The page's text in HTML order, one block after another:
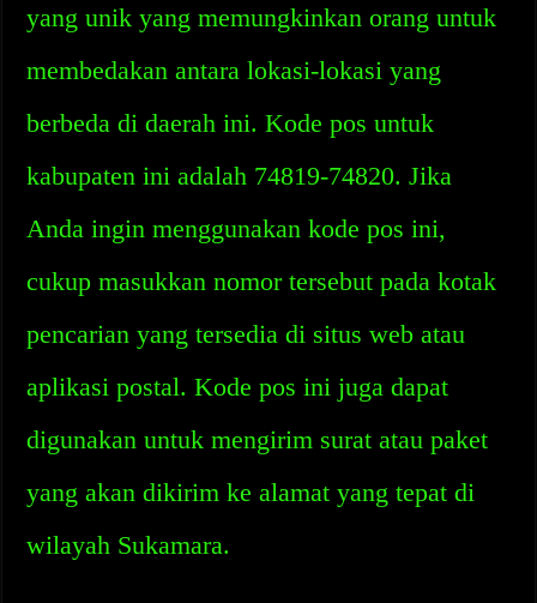
yang unik yang memungkinkan orang untuk
membedakan antara lokasi-lokasi yang
berbeda di daerah ini. Kode pos untuk
kabupaten ini adalah 74819-74820. Jika
Anda ingin menggunakan kode pos ini,
cukup masukkan nomor tersebut pada kotak
pencarian yang tersedia di situs web atau
aplikasi postal. Kode pos ini juga dapat
digunakan untuk mengirim surat atau paket
yang akan dikirim ke alamat yang tepat di
wilayah Sukamara.